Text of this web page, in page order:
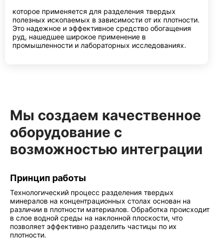
которое применяется для разделения твердых
полезных ископаемых в зависимости от их плотности.
Это надежное и эффективное средство обогащения
руд, нашедшее широкое применение в
промышленности и лабораторных исследованиях.
Мы создаем качественное
оборудование с
возможностью интеграции
Принцип работы
Технологический процесс разделения твердых
минералов на концентрационных столах основан на
различии в плотности материалов. Обработка происходит
в слое водной среды на наклонной плоскости, что
позволяет эффективно разделить частицы по их
плотности.